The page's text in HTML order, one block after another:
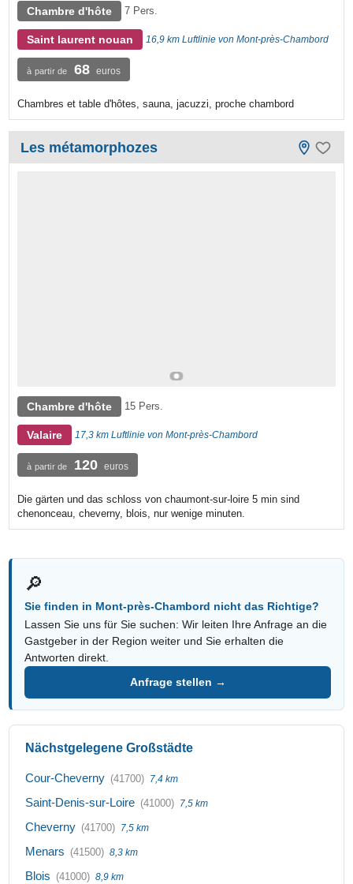
Chambre d'hôte 7 Pers.
Saint laurent nouan 16,9 km Luftlinie von Mont-près-Chambord
à partir de 68 euros
Chambres et table d'hôtes, sauna, jacuzzi, proche chambord
Les métamorphozes
Chambre d'hôte 15 Pers.
Valaire 17,3 km Luftlinie von Mont-près-Chambord
à partir de 120 euros
Die gärten und das schloss von chaumont-sur-loire 5 min sind
chenonceau, cheverny, blois, nur wenige minuten.
🔎
Sie finden in Mont-près-Chambord nicht das Richtige?
Lassen Sie uns für Sie suchen: Wir leiten Ihre Anfrage an die
Gastgeber in der Region weiter und Sie erhalten die
Antworten direkt.
Anfrage stellen →
Nächstgelegene Großstädte
Cour-Cheverny (41700) 7,4 km
Saint-Denis-sur-Loire (41000) 7,5 km
Cheverny (41700) 7,5 km
Menars (41500) 8,3 km
Blois (41000) 8,9 km